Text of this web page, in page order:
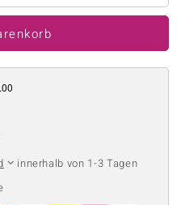
innerhalb von 1-3 Tagen